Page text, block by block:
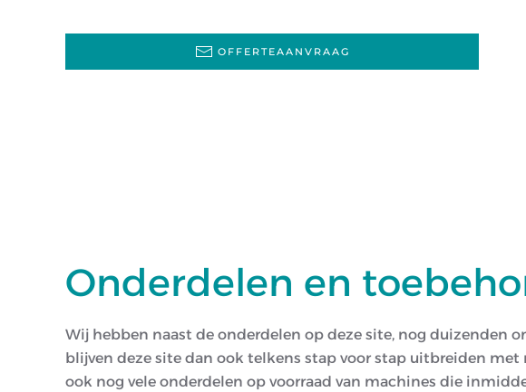
OFFERTEAANVRAAG
Onderdelen en
Wij hebben naast de onderdelen op deze site, nog duizenden
blijven deze site dan ook telkens stap voor stap uitbreiden met
ook nog vele onderdelen op voorraad van machines die